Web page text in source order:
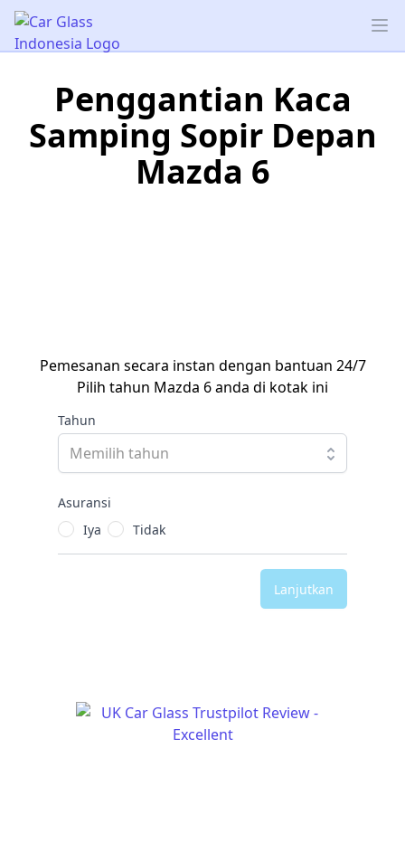
Car Glass Indonesia
Penggantian Kaca
Samping Sopir Depan
Mazda 6
Pemesanan secara instan dengan bantuan 24/7
Pilih tahun Mazda 6 anda di kotak ini
Tahun
Asuransi
Iya
Tidak
Lanjutkan